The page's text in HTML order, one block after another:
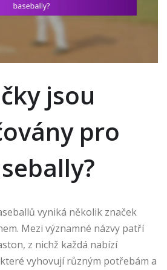
jsou
pro
vyniká několik značek
Mezi významné názvy patří
z nichž každá nabízí
vyhovují různým potřebám a